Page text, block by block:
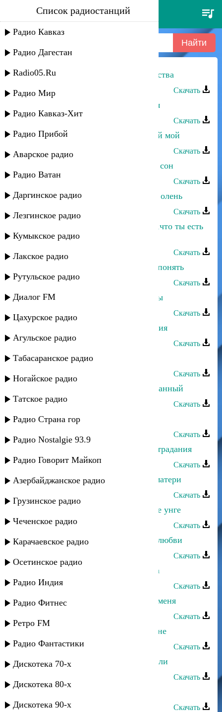
динара джамалудинова - мои
чувства
Список радиостанций
Радио Кавказ
Радио Дагестан
Radio05.Ru
Радио Мир
Радио Кавказ-Хит
Радио Прибой
Аварское радио
Радио Ватан
Даргинское радио
Лезгинское радио
Кумыкское радио
Лакское радио
Рутульское радио
Диалог FM
Цахурское радио
Агульское радио
Табасаранское радио
Ногайское радио
Татское радио
Радио Страна гор
Радио Nostalgie 93.9
Радио Говорит Майкоп
Азербайджанское радио
Грузинское радио
Чеченское радио
Карачаевское радио
Осетинское радио
Радио Индия
Радио Фитнес
Ретро FM
Радио Фантастики
Дискотека 70-х
Дискотека 80-х
Дискотека 90-х
Динара Джамалудинова - Мои чувства
Скачать
Динара Джамалудинова - Аварская
Скачать
Динара Джамалудинова - Любимый мой
Скачать
Динара Джамалудинова - Сладкий сон
Скачать
Динара Джамалудинова - Раненый олень
Скачать
Динара Джамалудинова - Спасибо,что ты есть
(Гидатлинский каш)
Скачать
Динара Джамалудинова - Не могу понять
Скачать
Динара Джамалудинова - Только ты
Скачать
Динара Джамалудинова - Пожелания
Скачать
Динара Джамалудинова - Красота
Скачать
Динара Джамалудинова - Мой желанный
Скачать
Динара Джамалудинова - Сапар
Скачать
Динара Джамалудинова - Любви страдания
Скачать
Динара Джамалудинова - Сердце матери
Скачать
Динара Джамалудинова - РикIкIаде унге
Скачать
Динара Джамалудинова - Красота любви
Скачать
Динара Джамалудинова - Лезгинка
Скачать
Динара Джамалудинова - Услышь меня
Скачать
Динара Джамалудинова - Скажи мне
Скачать
Динара Джамалудинова - Нет печали
Скачать
Скачать